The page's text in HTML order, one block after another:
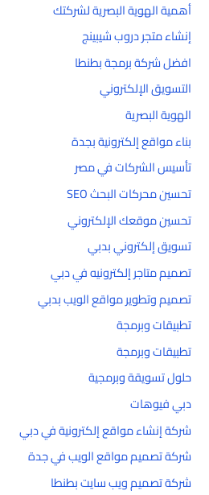
أهمية الهوية البصرية لشركتك
إنشاء متجر دروب شيبينج
افضل شركة برمجة بطنطا
التسويق الإلكتروني
الهوية البصرية
بناء مواقع إلكترونية بجدة
تأسيس الشركات في مصر
تحسين محركات البحث SEO
تحسين موقعك الإلكتروني
تسويق إلكتروني بدبي
تصميم متاجر إلكترونيه في دبي
تصميم وتطوير مواقع الويب بدبي
تطبيقات وبرمجة
تطبيقات وبرمجة
حلول تسويقة وبرمجية
دبي فيوهات
شركة إنشاء مواقع إلكترونية في دبي
شركة تصميم مواقع الويب في جدة
شركة تصميم ويب سايت بطنطا